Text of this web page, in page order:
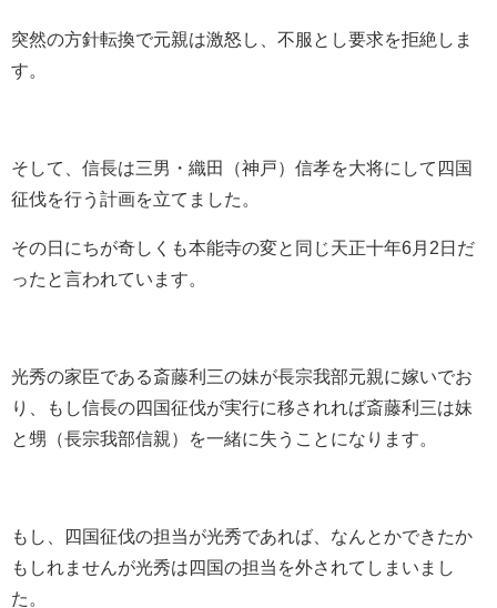
突然の方針転換で元親は激怒し、不服とし要求を拒絶しま
す。
そして、信長は三男・織田（神戸）信孝を大将にして四国
征伐を行う計画を立てました。
その日にちが奇しくも本能寺の変と同じ天正十年6月2日だ
ったと言われています。
光秀の家臣である斎藤利三の妹が長宗我部元親に嫁いでお
り、もし信長の四国征伐が実行に移されれば斎藤利三は妹
と甥（長宗我部信親）を一緒に失うことになります。
もし、四国征伐の担当が光秀であれば、なんとかできたか
もしれませんが光秀は四国の担当を外されてしまいまし
た。